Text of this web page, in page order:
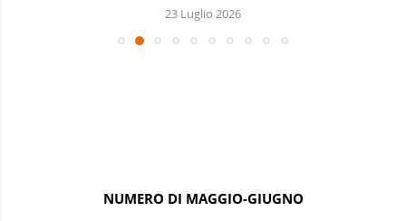
23 Luglio 2026
NUMERO DI MAGGIO-GIUGNO